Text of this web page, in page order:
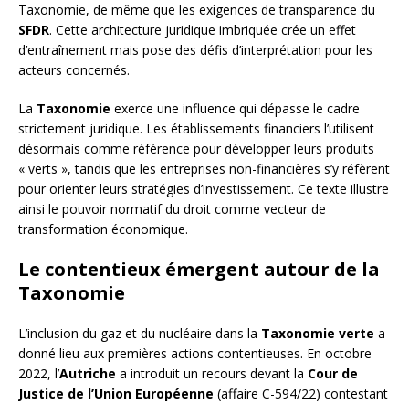
Taxonomie, de même que les exigences de transparence du
SFDR. Cette architecture juridique imbriquée crée un effet
d’entraînement mais pose des défis d’interprétation pour les
acteurs concernés.
La Taxonomie exerce une influence qui dépasse le cadre
strictement juridique. Les établissements financiers l’utilisent
désormais comme référence pour développer leurs produits
« verts », tandis que les entreprises non-financières s’y réfèrent
pour orienter leurs stratégies d’investissement. Ce texte illustre
ainsi le pouvoir normatif du droit comme vecteur de
transformation économique.
Le contentieux émergent autour de la
Taxonomie
L’inclusion du gaz et du nucléaire dans la Taxonomie verte a
donné lieu aux premières actions contentieuses. En octobre
2022, l’Autriche a introduit un recours devant la Cour de
Justice de l’Union Européenne (affaire C-594/22) contestant